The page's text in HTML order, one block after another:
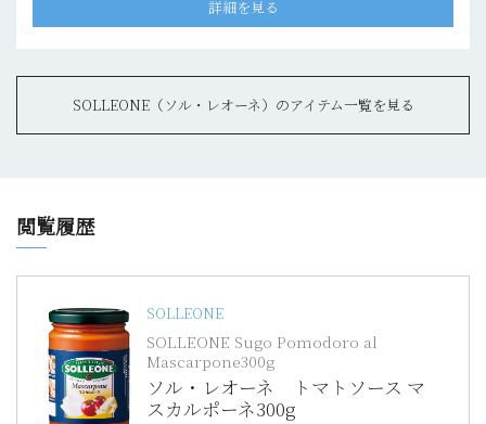
詳細を見る
SOLLEONE（ソル・レオーネ）のアイテム一覧を見る
閲覧履歴
SOLLEONE
SOLLEONE Sugo Pomodoro al
Mascarpone300g
ソル・レオーネ トマトソース マ
スカルポーネ300g